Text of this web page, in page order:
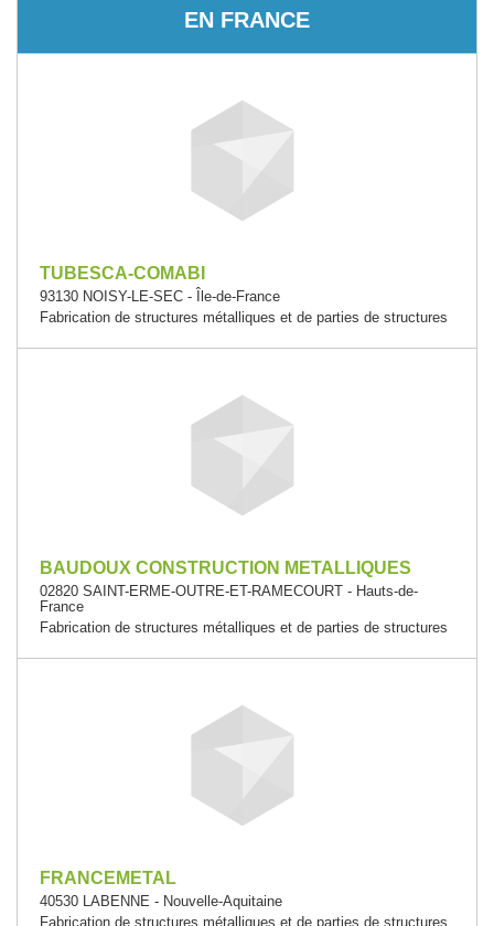
EN FRANCE
TUBESCA-COMABI
93130 NOISY-LE-SEC - Île-de-France
Fabrication de structures métalliques et de parties de structures
BAUDOUX CONSTRUCTION METALLIQUES
02820 SAINT-ERME-OUTRE-ET-RAMECOURT - Hauts-de-
France
Fabrication de structures métalliques et de parties de structures
FRANCEMETAL
40530 LABENNE - Nouvelle-Aquitaine
Fabrication de structures métalliques et de parties de structures